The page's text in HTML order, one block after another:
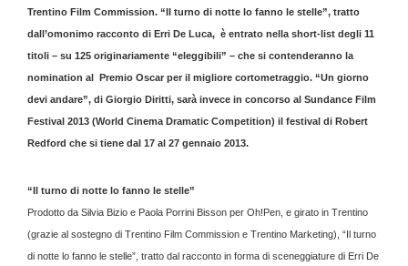
Trentino Film Commission. “Il turno di notte lo fanno le stelle”, tratto
dall’omonimo racconto di Erri De Luca, è entrato nella short-list degli 11
titoli – su 125 originariamente “eleggibili” – che si contenderanno la
nomination al Premio Oscar per il migliore cortometraggio. “Un giorno
devi andare”, di Giorgio Diritti, sarà invece in concorso al Sundance Film
Festival 2013 (World Cinema Dramatic Competition) il festival di Robert
Redford che si tiene dal 17 al 27 gennaio 2013.
“Il turno di notte lo fanno le stelle”
Prodotto da Silvia Bizio e Paola Porrini Bisson per Oh!Pen, e girato in Trentino
(grazie al sostegno di Trentino Film Commission e Trentino Marketing), “Il turno
di notte lo fanno le stelle”, tratto dal racconto in forma di sceneggiature di Erri De